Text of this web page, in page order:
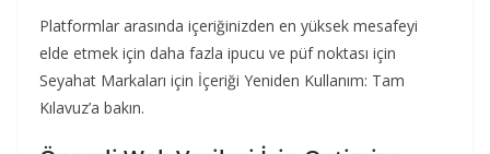
Platformlar arasında içeriğinizden en yüksek mesafeyi
elde etmek için daha fazla ipucu ve püf noktası için
Seyahat Markaları için İçeriği Yeniden Kullanım: Tam
Kılavuz’a bakın.